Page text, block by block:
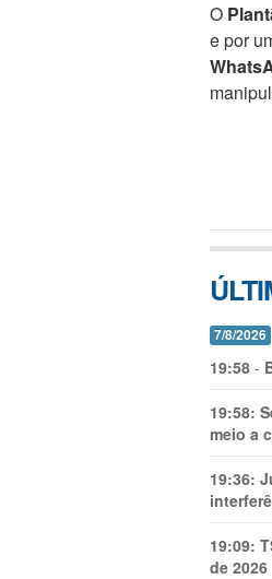
O
e por
7/8/2026
19:58 -
19:58:
meio a
19:36:
19:09:
de 2026